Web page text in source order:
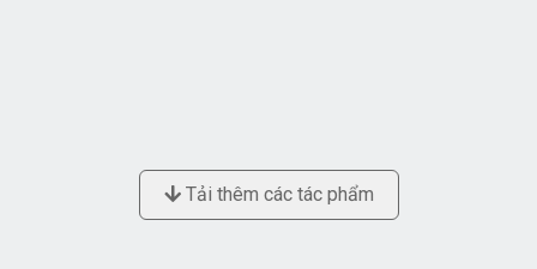
Tải thêm các tác phẩm